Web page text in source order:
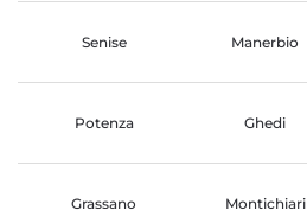
Senise Manerbio
Potenza Ghedi
Grassano Montichiari